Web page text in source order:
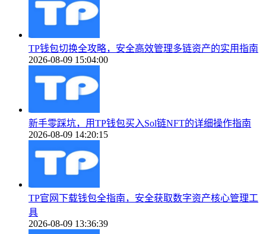
TP钱包切换全攻略，安全高效管理多链资产的实用指南
2026-08-09 15:04:00
新手零踩坑，用TP钱包买入Sol链NFT的详细操作指南
2026-08-09 14:20:15
TP官网下载钱包全指南，安全获取数字资产核心管理工
具
2026-08-09 13:36:39